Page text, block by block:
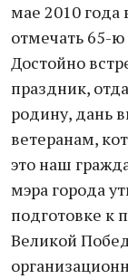
мае 2010 года
отмечать 65-
Достойно
праздник,
родину, дань
ветеранам,
это наш
мэра города
подготовке к
Великой